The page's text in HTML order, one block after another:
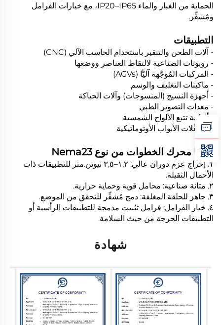
الحماية من الغبار والماء IP20–IP65، مع خيارات الفرامل
ومُشفِّر.
التطبيقات
- آلات الطحن والتنقير باستخدام الحاسب الآلي (CNC)
- روبوتات الصناعية لالتقاط العناصر ووضعها
- المركبات المُوجَّهة آليًّا (AGVs)
- ماكينات التغليف والوسم
- أجهزة النسيج (المنسوجات) وآلات الحياكة
- معدات التصوير الطبي
- أنظمة تتبع الألواح الشمسية
- مشغِّلات الأبواب الأوتوماتيكية
مزايا محرك الخطوات من نوع Nema23
١. إخراج عزم دوران عالي: ١,٢–٣,٥ نيوتن.متر للتطبيقات ذات
الأحمال الثقيلة.
٢. متانة صناعية: محامل قوية وحماية حرارية.
٣. جاهز للحلقة المغلقة: دمج مُشفِّر للتحقق من الموضع.
٤. خيار الفرامل: فرامل تثبيت مدمجة للتطبيقات الرأسية أو
التطبيقات الحرجة من حيث السلامة.
شهادة